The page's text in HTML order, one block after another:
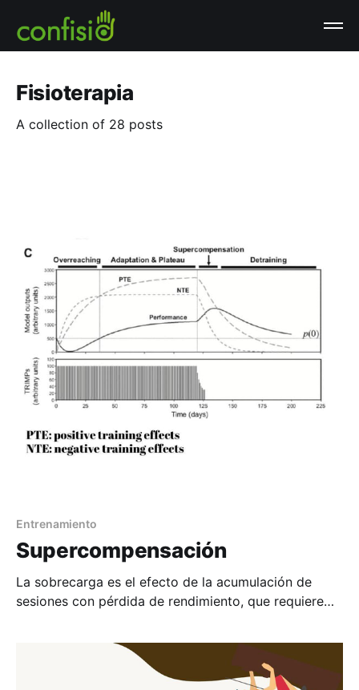
Fisioterapia
A collection of 28 posts
Entrenamiento
Supercompensación
La sobrecarga es el efecto de la acumulación de
sesiones con pérdida de rendimiento, que requiere
supercompensación.